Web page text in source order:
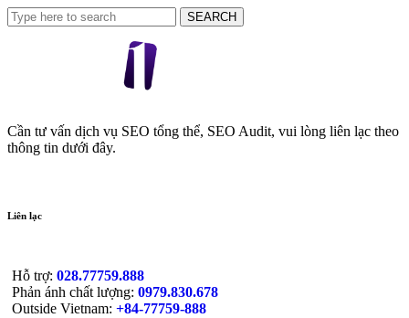
Cần tư vấn dịch vụ SEO tổng thể, SEO Audit, vui lòng liên lạc theo
thông tin dưới đây.
Liên lạc
Hỗ trợ: 028.77759.888
Phản ánh chất lượng: 0979.830.678
Outside Vietnam: +84-77759-888